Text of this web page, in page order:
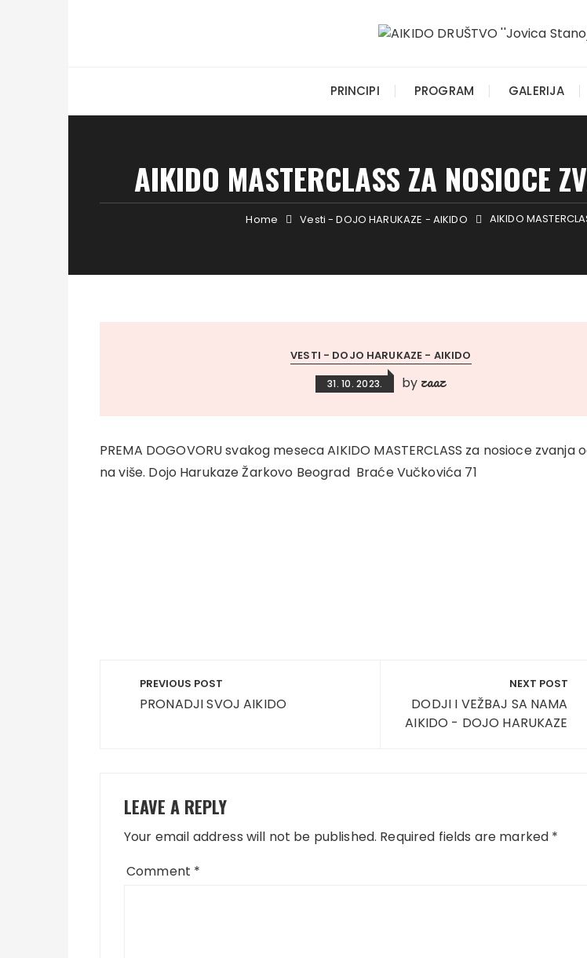
PRINCIPI PROGRAM GALERIJA
AIKIDO MASTERCLASS ZA NOSIOCE
Home Vesti - DOJO HARUKAZE - AIKIDO AIKIDO
VESTI - DOJO HARUKAZE - AIKIDO
31. 10. 2023. by zaaz
PREMA DOGOVORU svakog meseca AIKIDO MASTERCLASS za nosioce zvanja
na više. Dojo Harukaze Žarkovo Beograd Braće Vučkovića 71
Post
navigation
PREVIOUS POST
PRONADJI SVOJ AIKIDO
NEXT POST
DODJI I VEŽBAJ SA NAMA
AIKIDO - DOJO HARUKAZE
LEAVE A REPLY
Your email address will not be published. Required fields are marked *
Comment *